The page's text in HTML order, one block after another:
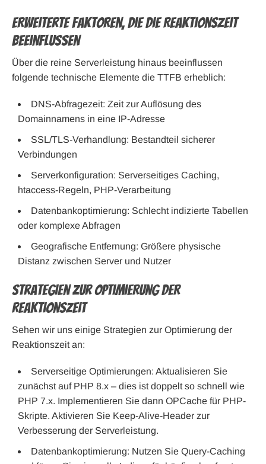
Erweiterte Faktoren, die die Reaktionszeit
beeinflussen
Über die reine Serverleistung hinaus beeinflussen
folgende technische Elemente die TTFB erheblich:
DNS-Abfragezeit: Zeit zur Auflösung des
Domainnamens in eine IP-Adresse
SSL/TLS-Verhandlung: Bestandteil sicherer
Verbindungen
Serverkonfiguration: Serverseitiges Caching,
htaccess-Regeln, PHP-Verarbeitung
Datenbankoptimierung: Schlecht indizierte Tabellen
oder komplexe Abfragen
Geografische Entfernung: Größere physische
Distanz zwischen Server und Nutzer
Strategien zur Optimierung der
Reaktionszeit
Sehen wir uns einige Strategien zur Optimierung der
Reaktionszeit an:
Serverseitige Optimierungen: Aktualisieren Sie
zunächst auf PHP 8.x – dies ist doppelt so schnell wie
PHP 7.x. Implementieren Sie dann OPCache für PHP-
Skripte. Aktivieren Sie Keep-Alive-Header zur
Verbesserung der Serverleistung.
Datenbankoptimierung: Nutzen Sie Query-Caching